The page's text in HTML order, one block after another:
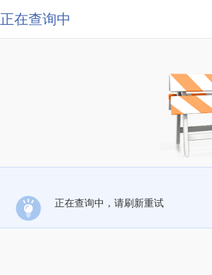
正在查询中
正在查询中，请刷新重试